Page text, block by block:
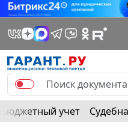
Бюджетный учет